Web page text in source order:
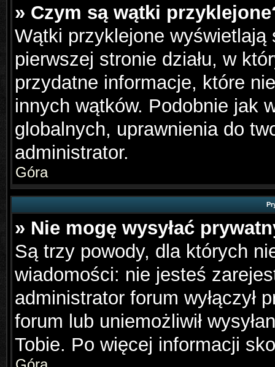
» Czym są wątki
Wątki przyklejone wyświetlają
pierwszej stronie działu, w
przydatne informacje, które
innych wątków. Podobnie jak
globalnych, uprawnienia do
administrator.
Góra
» Nie mogę wysyłać
Są trzy powody, dla których
wiadomości: nie jesteś
administrator forum wyłączył
forum lub uniemożliwił
Tobie. Po więcej informacji